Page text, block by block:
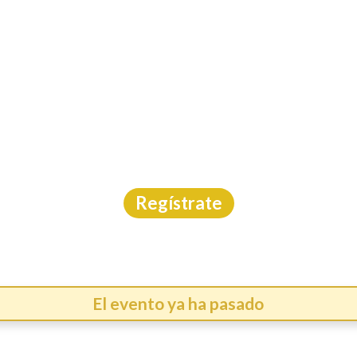
Regístrate
El evento ya ha pasado